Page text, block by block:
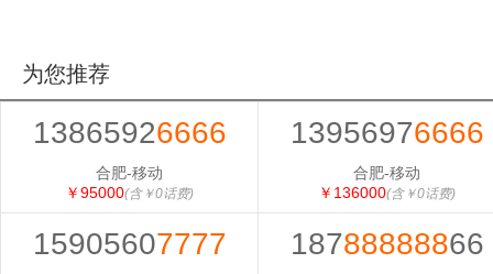
为您推荐
13865926666
合肥-移动
￥95000(含￥0话费)
13956976666
合肥-移动
￥136000(含￥0话费)
15905607777 18788888866